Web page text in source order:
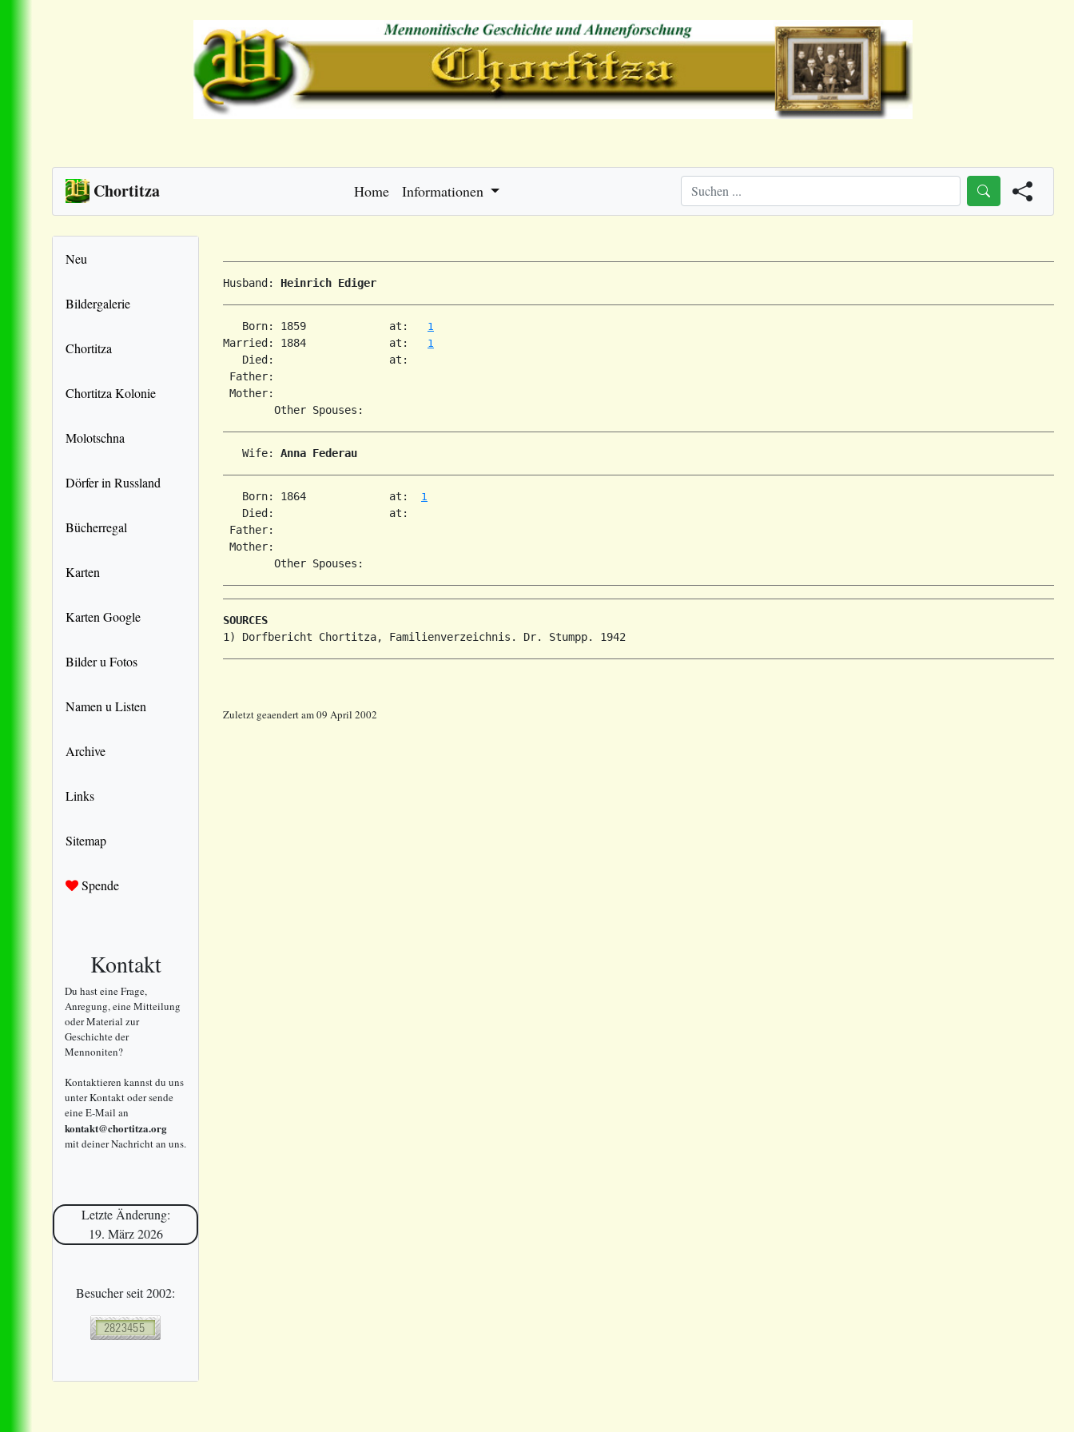
Chortitza Home Informationen
Neu
Bildergalerie
Chortitza
Chortitza Kolonie
Molotschna
Dörfer in Russland
Bücherregal
Karten
Karten Google
Bilder u Fotos
Namen u Listen
Archive
Links
Sitemap
Spende
Kontakt
Du hast eine Frage,
Anregung, eine Mitteilung
oder Material zur
Geschichte der
Mennoniten?
Kontaktieren kannst du uns
unter Kontakt oder sende
eine E-Mail an
kontakt@chortitza.org
mit deiner Nachricht an uns.
Letzte Änderung:
19. März 2026
Besucher seit 2002:
Husband: Heinrich Ediger
   Born: 1859             at:
1
Married: 1884             at: 1
   Died:                  at:
Father:
Mother:
   Wife:
Anna Federau
   Born: 1864             at:
1
   Died:                  at:
Father:
Mother:
SOURCES
Zuletzt geaendert am 09 April 2002